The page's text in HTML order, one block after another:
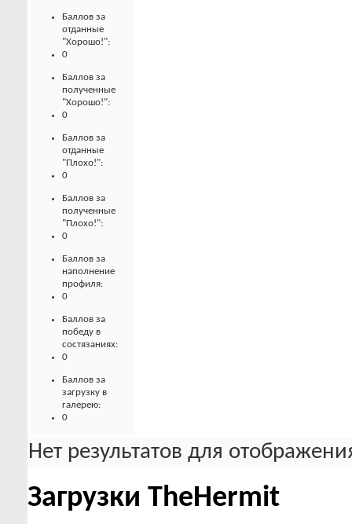
Баллов за
отданные
"Хорошо!":
0
Баллов за
полученные
"Хорошо!":
0
Баллов за
отданные
"Плохо!":
0
Баллов за
полученные
"Плохо!":
0
Баллов за
наполнение
профиля:
0
Баллов за
победу в
состязаниях:
0
Баллов за
загрузку в
галерею:
0
Нет результатов для
Загрузки TheHermit